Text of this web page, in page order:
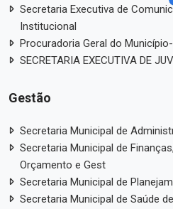
Secretaria Executiva de
Institucional
Procuradoria Geral do
SECRETARIA EXECUTIVA DE
Gestão
Secretaria Municipal de
Secretaria Municipal de
Orçamento e Gest
Secretaria Municipal de
Secretaria Municipal de Saúde